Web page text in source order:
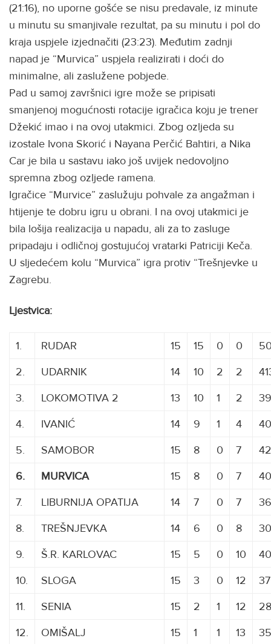
(21:16), no uporne gošće se nisu predavale, iz minute
u minutu su smanjivale rezultat, pa su minutu i pol do
kraja uspjele izjednačiti (23:23). Međutim zadnji
napad je “Murvica” uspjela realizirati i doći do
minimalne, ali zaslužene pobjede.
Pad u samoj završnici igre može se pripisati
smanjenoj mogućnosti rotacije igračica koju je trener
Džekić imao i na ovoj utakmici. Zbog ozljeda su
izostale Ivona Skorić i Nayana Perčić Bahtiri, a Nika
Car je bila u sastavu iako još uvijek nedovoljno
spremna zbog ozljede ramena.
Igračice “Murvice” zaslužuju pohvale za angažman i
htijenje te dobru igru u obrani. I na ovoj utakmici je
bila lošija realizacija u napadu, ali za to zasluge
pripadaju i odličnoj gostujućoj vratarki Patriciji Keča.
U sljedećem kolu “Murvica” igra protiv “Trešnjevke u
Zagrebu.
Ljestvica:
1. RUDAR 15 15 0 0
2.
UDARNIK 14 10 2 2
3.
LOKOMOTIVA 2 13 10 1 2
4.
IVANIĆ 14 9 1 4
5.
SAMOBOR 15 8 0 7
6.
MURVICA 15 8 0 7
7.
LIBURNIJA OPATIJA 14 7 0 7
8.
TREŠNJEVKA 14 6 0 8
9.
Š.R. KARLOVAC 15 5 0 10
10.
SLOGA 15 3 0 12
11.
SENIA 15 2 1 12
12.
OMIŠALJ 15 1 1 13